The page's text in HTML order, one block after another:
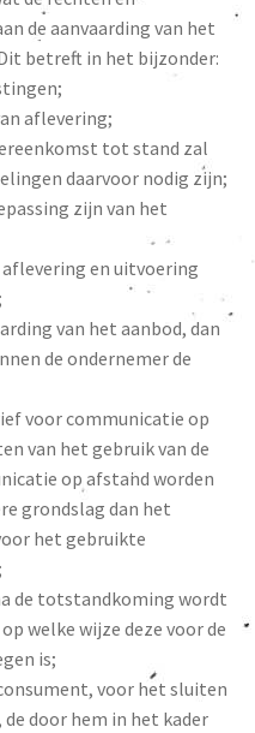
de aanvaarding van het
betreft in het bijzonder:
aflevering;
tot stand zal
daarvoor nodig zijn;
zijn van het
en uitvoering
van het aanbod, dan
de ondernemer de
voor communicatie op
van het gebruik van de
op afstand worden
grondslag dan het
het gebruikte
de totstandkoming wordt
welke wijze deze voor de
is;
voor het sluiten
door hem in het kader